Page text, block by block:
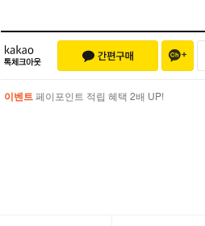
이벤트 페이포인트 적립 혜택 2배 UP!